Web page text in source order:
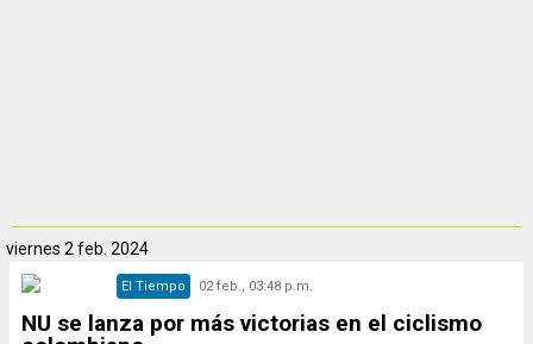
viernes 2 feb. 2024
El Tiempo 02 feb., 03:48 p.m.
NU se lanza por más victorias en el ciclismo